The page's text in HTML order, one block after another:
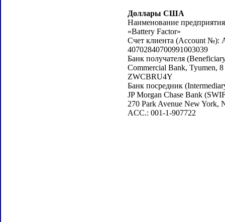
Доллары США
Наименование
«Battery Factor»
Счет клиента (Account №):
40702840700991003039
Банк получателя
Commercial Bank, Tyumen,
ZWCBRU4Y
Банк посредник
JP Morgan Chase Bank
270 Park Avenue New York,
ACC.: 001-1-907722